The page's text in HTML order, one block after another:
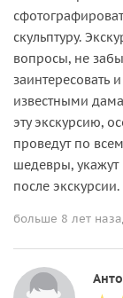
скульптуру.
вопросы, не
заинтересовать
известными
эту экскурсию,
проведут по
шедевры, укажут
после экскурсии.
больше 8 лет